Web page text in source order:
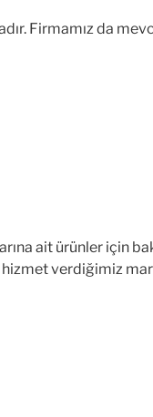
Firmamız da
ait ürünler için
verdiğimiz